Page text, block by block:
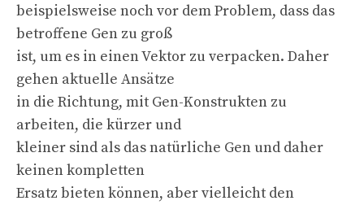
beispielsweise noch vor dem Problem, dass das
betroffene Gen zu groß
ist, um es in einen Vektor zu verpacken. Daher
gehen aktuelle Ansätze
in die Richtung, mit Gen-Konstrukten zu
arbeiten, die kürzer und
kleiner sind als das natürliche Gen und daher
keinen kompletten
Ersatz bieten können, aber vielleicht den